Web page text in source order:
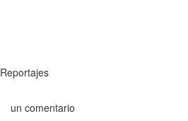
Reportajes
un comentario